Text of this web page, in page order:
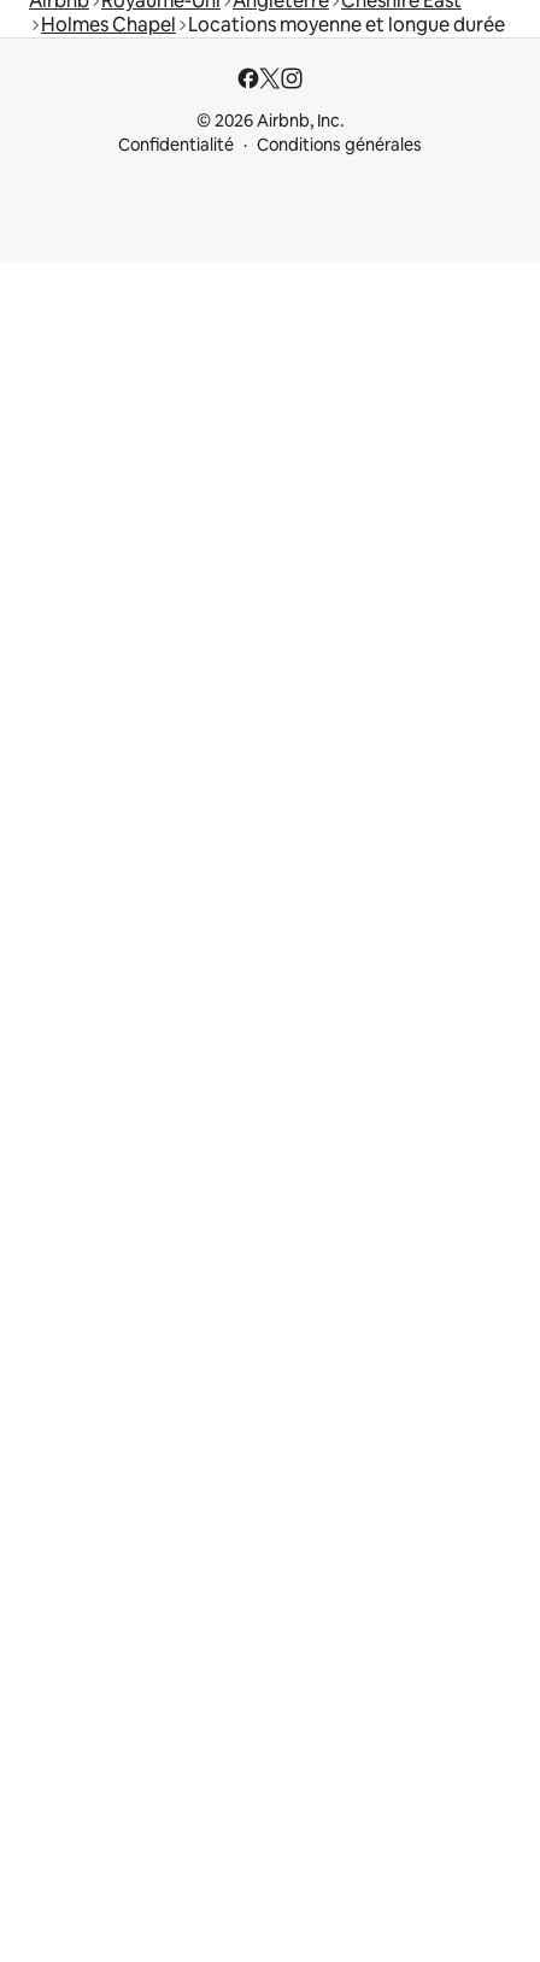
Holmes Chapel Locations moyenne et longue durée
© 2026 Airbnb, Inc.
Confidentialité
Conditions générales